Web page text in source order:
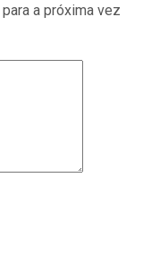
a próxima vez